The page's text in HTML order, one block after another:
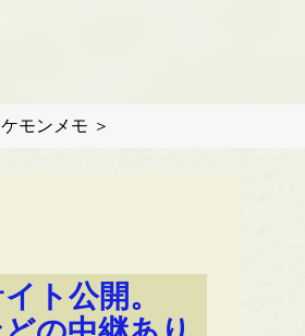
モンメモ ＞
ト公開。